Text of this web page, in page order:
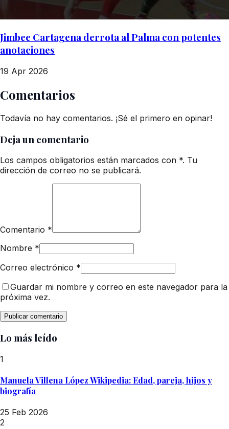
Jimbee Cartagena derrota al Palma con potentes
anotaciones
19 Apr 2026
Comentarios
Todavía no hay comentarios. ¡Sé el primero en opinar!
Deja un comentario
Los campos obligatorios están marcados con *. Tu
dirección de correo no se publicará.
Comentario *
Nombre *
Correo electrónico *
Guardar mi nombre y correo en este navegador para la
próxima vez.
Lo más leído
1
Manuela Villena López Wikipedia: Edad, pareja, hijos y
biografía
25 Feb 2026
2